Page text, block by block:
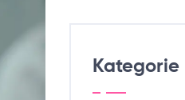
Kategorie